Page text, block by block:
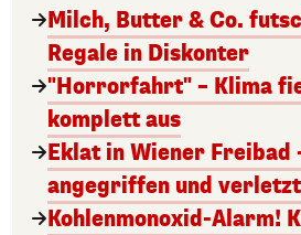
Milch, Butter & Co.
Regale in Diskonter
"Horrorfahrt" – Klima
komplett aus
Eklat in Wiener Freibad
angegriffen und verletzt
Kohlenmonoxid-Alarm!